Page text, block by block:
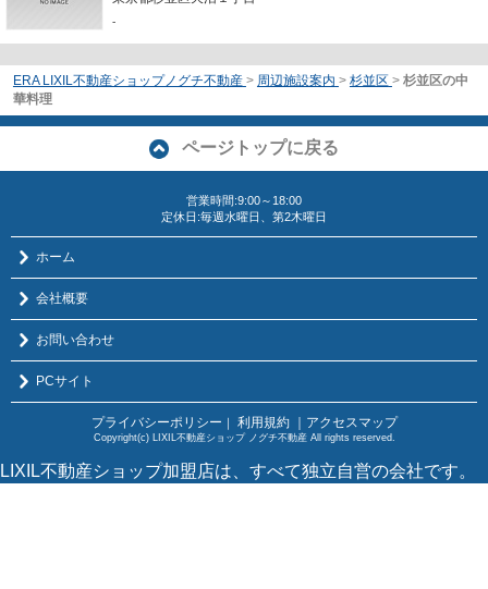
-
ERA LIXIL不動産ショップノグチ不動産 > 周辺施設案内 > 杉並区 > 杉並区の中
華料理
ページトップに戻る
営業時間:9:00～18:00
定休日:毎週水曜日、第2木曜日
ホーム
会社概要
お問い合わせ
PCサイト
プライバシーポリシー ｜ 利用規約 ｜アクセスマップ
Copyright(c) LIXIL不動産ショップ ノグチ不動産 All rights reserved.
LIXIL不動産ショップ加盟店は、すべて独立自営の会社です。